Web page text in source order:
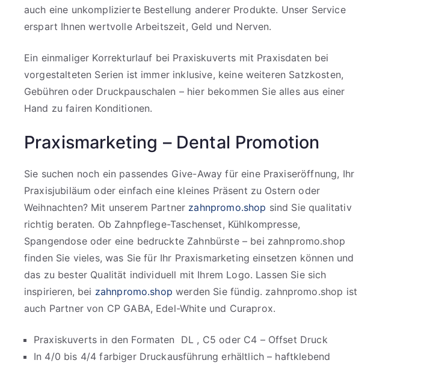
auch eine unkomplizierte Bestellung anderer Produkte. Unser Service
erspart Ihnen wertvolle Arbeitszeit, Geld und Nerven.
Ein einmaliger Korrekturlauf bei Praxiskuverts mit Praxisdaten bei
vorgestalteten Serien ist immer inklusive, keine weiteren Satzkosten,
Gebühren oder Druckpauschalen – hier bekommen Sie alles aus einer
Hand zu fairen Konditionen.
Praxismarketing – Dental Promotion
Sie suchen noch ein passendes Give-Away für eine Praxiseröffnung, Ihr
Praxisjubiläum oder einfach eine kleines Präsent zu Ostern oder
Weihnachten? Mit unserem Partner zahnpromo.shop sind Sie qualitativ
richtig beraten. Ob Zahnpflege-Taschenset, Kühlkompresse,
Spangendose oder eine bedruckte Zahnbürste – bei zahnpromo.shop
finden Sie vieles, was Sie für Ihr Praxismarketing einsetzen können und
das zu bester Qualität individuell mit Ihrem Logo. Lassen Sie sich
inspirieren, bei zahnpromo.shop werden Sie fündig. zahnpromo.shop ist
auch Partner von CP GABA, Edel-White und Curaprox.
Praxiskuverts in den Formaten DL , C5 oder C4 – Offset Druck
In 4/0 bis 4/4 farbiger Druckausführung erhältlich – haftklebend